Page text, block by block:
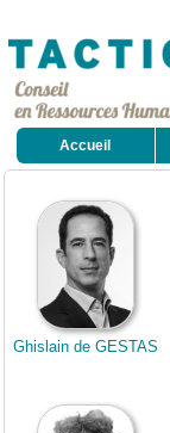
Ghislain de GESTAS
Accueil